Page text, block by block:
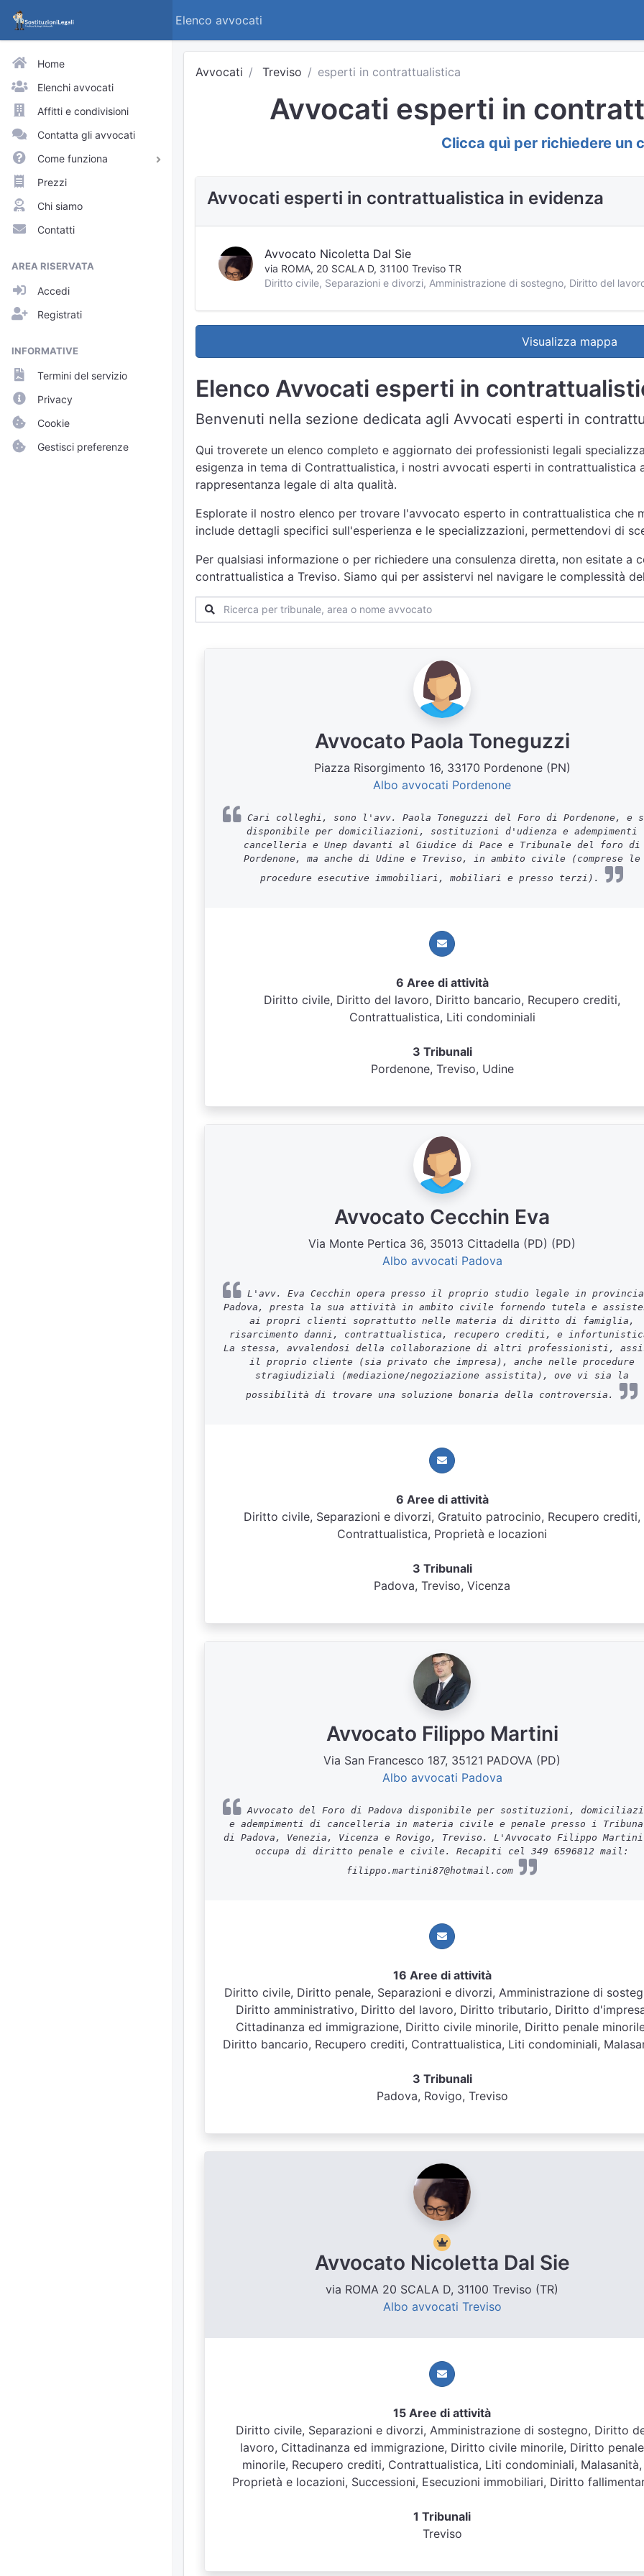
Elenco avvocati
Home
Elenchi avvocati
Affitti e condivisioni
Contatta gli avvocati
Come funziona
Avvocati e praticanti
Visitatori del sito
Approfondimenti
Profili pubblici
Richieste
Prezzi
Chi siamo
Contatti
AREA RISERVATA
Accedi
Registrati
INFORMATIVE
Termini del servizio
Privacy
Cookie
Gestisci preferenze
Avvocati Treviso esperti in contrattualistica
Avvocati esperti in
Clicca quì per richiedere un
Avvocati esperti in contrattualistica in evidenza
Avvocato Nicoletta Dal Sie
via ROMA, 20 SCALA D, 31100 Treviso TR
Visualizza mappa
Elenco Avvocati esperti in
Benvenuti nella sezione dedicata agli Avvocati esperti in
Qui troverete un elenco completo e aggiornato dei professionisti legali
esigenza in tema di Contrattualistica, i nostri avvocati esperti in contrattualistica
rappresentanza legale di alta qualità.
Esplorate il nostro elenco per trovare l'avvocato esperto in contrattualistica che
include dettagli specifici sull'esperienza e le specializzazioni, permettendovi di
Per qualsiasi informazione o per richiedere una consulenza diretta, non esitate
contrattualistica a Treviso. Siamo qui per assistervi nel navigare le complessità
Avvocato Paola Toneguzzi
Piazza Risorgimento 16, 33170 Pordenone (PN)
Albo avvocati Pordenone
Cari colleghi, sono l'avv. Paola Toneguzzi del Foro di Pordenone, e
disponibile per domiciliazioni, sostituzioni d'udienza e adempimenti
cancelleria e Unep davanti al Giudice di Pace e Tribunale del foro di
Pordenone, ma anche di Udine e Treviso, in ambito civile (comprese le
procedure esecutive immobiliari, mobiliari e presso terzi).
6 Aree di attività
Diritto civile, Diritto del lavoro, Diritto bancario, Recupero crediti,
Contrattualistica, Liti condominiali
3 Tribunali
Pordenone, Treviso, Udine
Avvocato Cecchin Eva
Via Monte Pertica 36, 35013 Cittadella (PD) (PD)
Albo avvocati Padova
L'avv. Eva Cecchin opera presso il proprio studio legale in
Padova, presta la sua attività in ambito civile fornendo tutela e
ai propri clienti soprattutto nelle materia di diritto di famiglia,
risarcimento danni, contrattualistica, recupero crediti, e
La stessa, avvalendosi della collaborazione di altri professionisti,
il proprio cliente (sia privato che impresa), anche nelle procedure
stragiudiziali (mediazione/negoziazione assistita), ove vi sia la
possibilità di trovare una soluzione bonaria della controversia.
6 Aree di attività
Diritto civile, Separazioni e divorzi, Gratuito patrocinio, Recupero crediti,
Contrattualistica, Proprietà e locazioni
3 Tribunali
Padova, Treviso, Vicenza
Avvocato Filippo Martini
Via San Francesco 187, 35121 PADOVA (PD)
Albo avvocati Padova
Avvocato del Foro di Padova disponibile per sostituzioni,
e adempimenti di cancelleria in materia civile e penale presso i
di Padova, Venezia, Vicenza e Rovigo, Treviso. L'Avvocato Filippo
occupa di diritto penale e civile. Recapiti cel 349 6596812 mail:
filippo.martini87@hotmail.com
16 Aree di attività
Diritto civile, Diritto penale, Separazioni e divorzi, Amministrazione di
Diritto amministrativo, Diritto del lavoro, Diritto tributario, Diritto
Cittadinanza ed immigrazione, Diritto civile minorile, Diritto penale
Diritto bancario, Recupero crediti, Contrattualistica, Liti condominiali,
3 Tribunali
Padova, Rovigo, Treviso
Avvocato Nicoletta Dal Sie
via ROMA 20 SCALA D, 31100 Treviso (TR)
Albo avvocati Treviso
15 Aree di attività
Diritto civile, Separazioni e divorzi, Amministrazione di sostegno, Diritto
lavoro, Cittadinanza ed immigrazione, Diritto civile minorile, Diritto penale
minorile, Recupero crediti, Contrattualistica, Liti condominiali, Malasanità,
Proprietà e locazioni, Successioni, Esecuzioni immobiliari, Diritto
1 Tribunali
Treviso